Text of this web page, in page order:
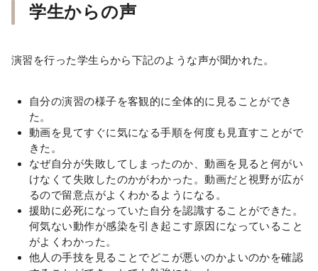
学生からの声
演習を行った学生らから下記のような声が聞かれた。
自分の演習の様子を客観的に全体的に見ることができ
た。
動画を見てすぐに気になる手順を何度も見直すことがで
きた。
なぜ自分が失敗してしまったのか、動画を見ると何がい
けなくて失敗したのかがわかった。動画だと視野が広が
るので留意点がよくわかるようになる。
援助に必死になっていた自分を認識することができた。
何気ない動作が感染を引き起こす原因になっていること
がよくわかった。
他人の手技を見ることでどこが悪いのかよいのかを確認